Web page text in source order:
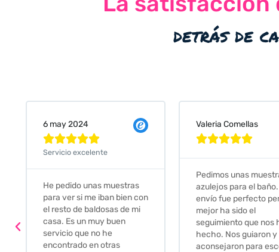
detrás de
Valeria Comellas

azulejos para el baño. El
envío fue perfecto pero lo
mejor ha sido el
seguimiento que nos han
hecho. Nos guiaron y
aconsejaron para escoger
25 abr 2024

Muy amables,
buena
darte opciones y
soluciones.
relación
Gracias por